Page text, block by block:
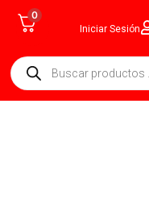
0
Iniciar Sesión